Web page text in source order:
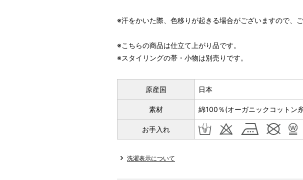
※汗をかいた際、色移りが起きる場合がございますので、ご
※こちらの商品は仕立て上がり品です。
※スタイリングの帯・小物は別売りです。
原産国 日本
素材 綿100％(オーガニックコットン
お手入れ
洗濯表示について